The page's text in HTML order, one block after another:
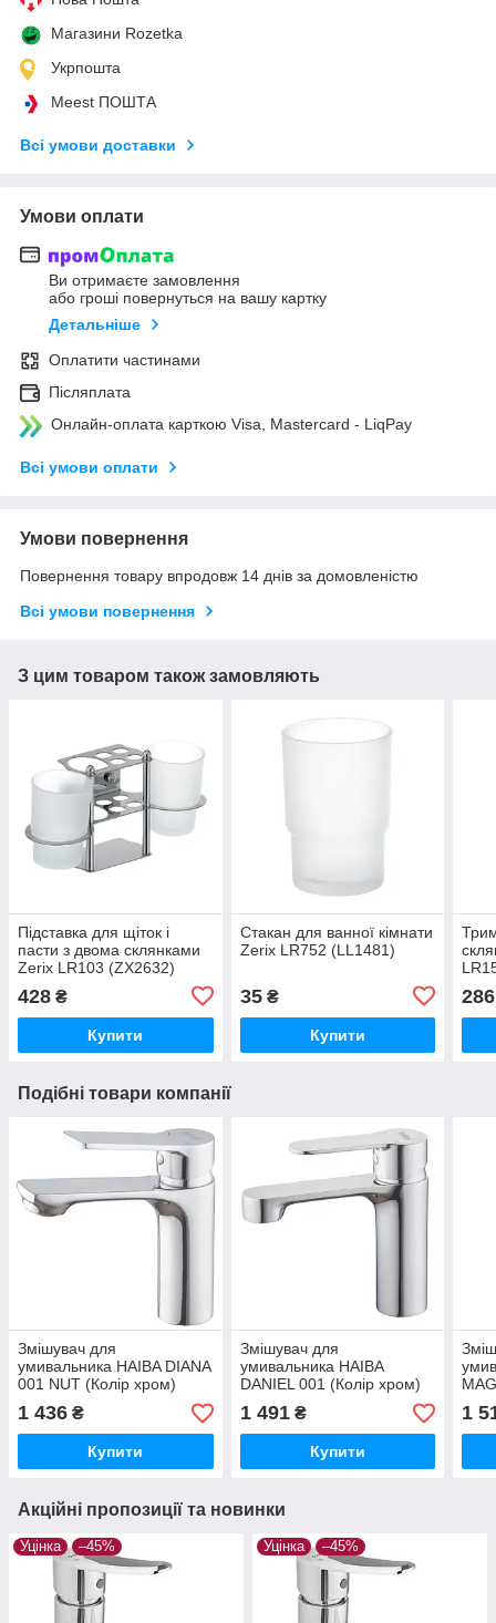
Магазини Rozetka
Укрпошта
Meest ПОШТА
Всі умови доставки
Умови оплати
Ви отримаєте замовлення
або гроші повернуться на вашу картку
Детальніше
Оплатити частинами
Післяплата
Онлайн-оплата карткою Visa, Mastercard - LiqPay
Всі умови оплати
Умови повернення
Повернення товару впродовж 14 днів за домовленістю
Всі умови повернення
З цим товаром також замовляють
Підставка для щіток і
пасти з двома склянками
Zerix LR103 (ZX2632)
428 ₴
Купити
Стакан для ванної кімнати
Zerix LR752 (LL1481)
35₴
Купити
286
Подібні товари компанії
Змішувач для
умивальника HAIBA DIANA
001 NUT (Колір хром)
(HB1014)
1 436 ₴
Купити
Змішувач для
умивальника HAIBA
DANIEL 001 (Колір хром)
(HB1010)
1 491₴
Купити
1
Акційні пропозиції та новинки
Уцінка –45% Уцінка –45%